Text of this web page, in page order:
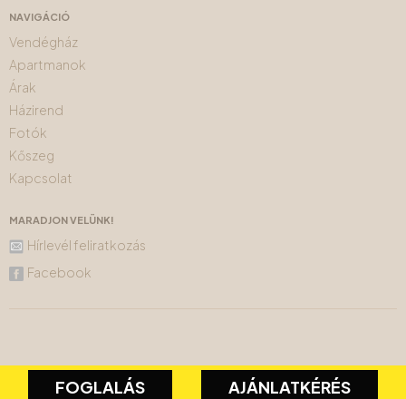
NAVIGÁCIÓ
Vendégház
Apartmanok
Árak
Házirend
Fotók
Kőszeg
Kapcsolat
MARADJON VELÜNK!
Hírlevél feliratkozás
Facebook
FOGLALÁS AJÁNLATKÉRÉS